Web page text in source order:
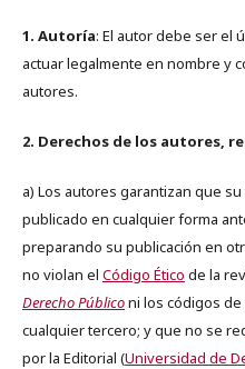
1. Autoría: El autor debe ser el
actuar legalmente en nombre y
autores.
2. Derechos de los autores,
a) Los autores garantizan que
publicado en cualquier forma
preparando su publicación en
no violan el Código Ético de la
Derecho Públiconi los códigos
cualquier tercero; y que no se
por la Editorial (Universidad de